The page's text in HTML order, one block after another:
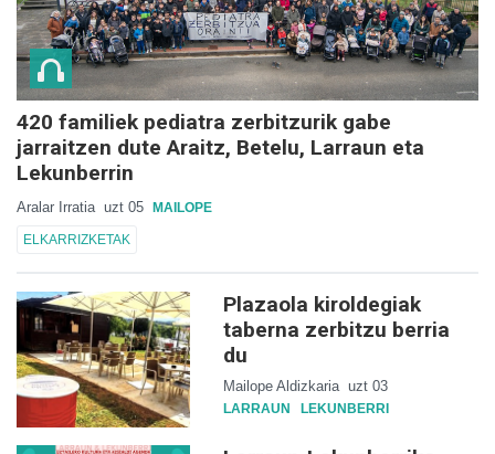
420 familiek pediatra zerbitzurik gabe
jarraitzen dute Araitz, Betelu, Larraun eta
Lekunberrin
Aralar Irratia uzt 05 MAILOPE
ELKARRIZKETAK
Plazaola kiroldegiak
taberna zerbitzu berria
du
Mailope Aldizkaria uzt 03
LARRAUN LEKUNBERRI